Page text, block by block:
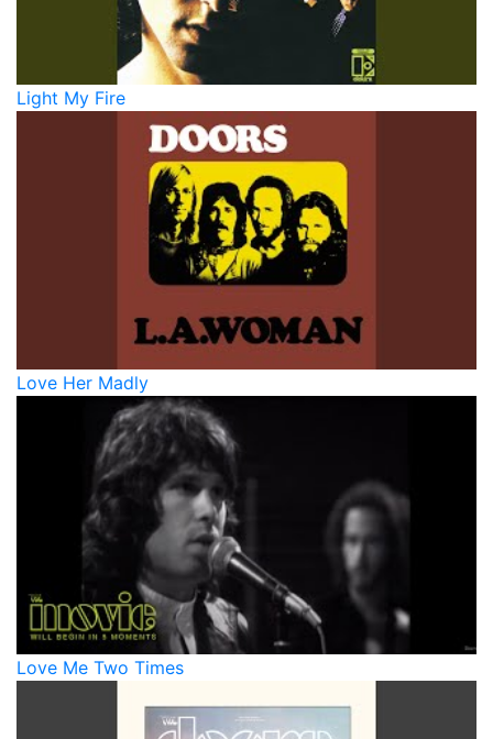
Light My Fire
Love Her Madly
Love Me Two Times